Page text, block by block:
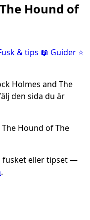
Hound of
& tips 📖 Guider ⭐
Holmes and The
den sida du är
Hound of The
fusket eller tipset —
.